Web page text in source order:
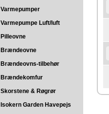
Varmepumper
Varmepumpe Luft/luft
Pilleovne
Brændeovne
Brændeovns-tilbehør
Brændekomfur
Skorstene & Røgrør
Isokern Garden Havepejs